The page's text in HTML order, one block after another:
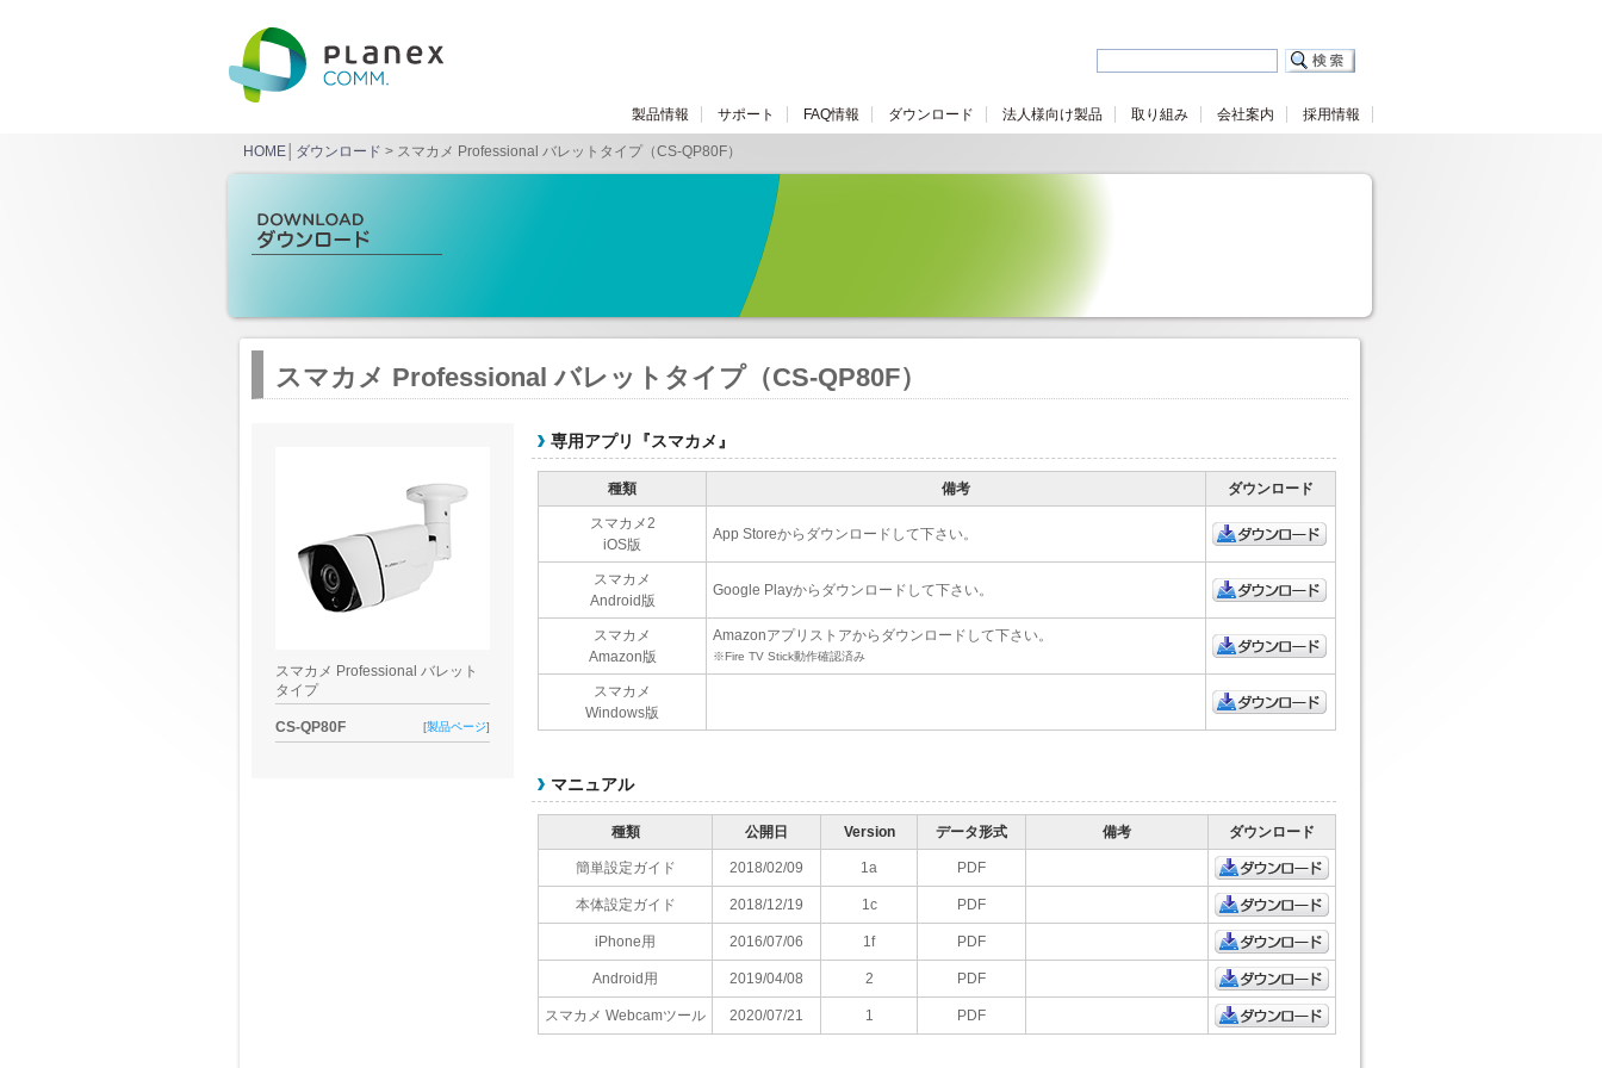
製品情報 サポート FAQ情報 ダウンロード 法人様向け製品 取り組み 会社案内 採用情報
HOME ダウンロード > スマカメ Professional バレットタイプ（CS-QP80F）
スマカメ Professional バレットタイプ（CS-QP80F）
スマカメ Professional バレット
タイプ
CS-QP80F [製品ページ]
専用アプリ『スマカメ』
種類 備考 ダウンロード
スマカメ2
iOS版
App Storeからダウンロードして下さい。
スマカメ
Android版
Google Playからダウンロードして下さい。
スマカメ
Amazon版
Amazonアプリストアからダウンロードして下さい。
※Fire TV Stick動作確認済み
スマカメ
Windows版
マニュアル
種類 公開日 Version データ形式 備考 ダウンロード
簡単設定ガイド 2018/02/09 1a
PDF
ダウンロード
本体設定ガイド
2018/12/19 1c
PDF
ダウンロード
iPhone用
2016/07/06 1f
PDF
ダウンロード
Android用
2019/04/08 2
PDF
ダウンロード
スマカメ Webcamツール
2020/07/21 1
PDF
ダウンロード